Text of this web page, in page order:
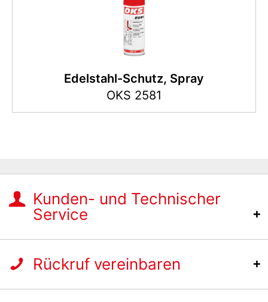
Edelstahl-Schutz, Spray
OKS 2581
Kunden- und Technischer
Service
Rückruf vereinbaren